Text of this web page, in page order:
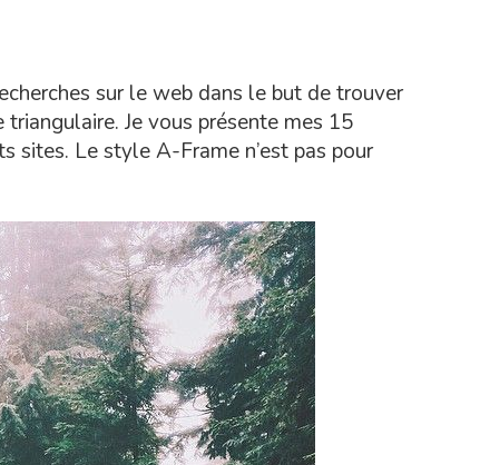
sur le web dans le but de trouver
Je vous présente mes 15
sites. Le style A-Frame n’est pas pour